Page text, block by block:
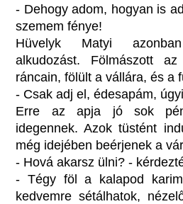
- Dehogy adom, hogyan is
szemem fénye!
Hüvelyk Matyi
alkudozást. Fölmászott
ráncain, fölült a vállára, és a
- Csak adj el, édesapám,
Erre az apja jó sok
idegennek. Azok tüstént
még idejében beérjenek a
- Hová akarsz ülni? -
- Tégy föl a kalapod
kedvemre sétálhatok,